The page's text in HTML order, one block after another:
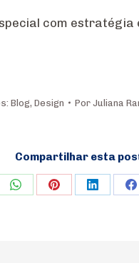
com estratégia
Blog, Design Por Juliana
Compartilhar esta
Share Share Share